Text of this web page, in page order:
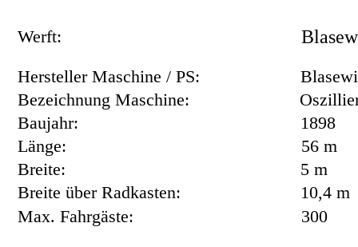
Werft:
Hersteller Maschine / PS:
Bezeichnung Maschine:
Baujahr:
1898
Länge:
56 m
Breite:
5 m
Breite über Radkasten:
10,4 m
Max. Fahrgäste:
300